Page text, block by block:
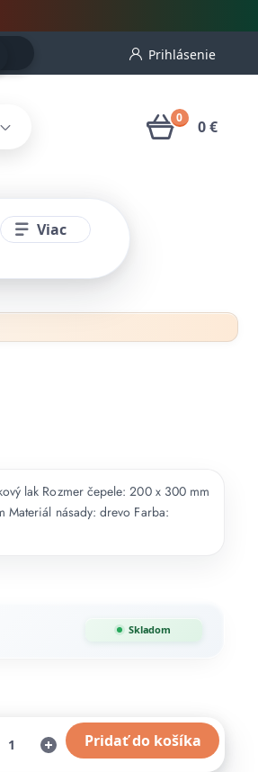
Prihlásenie
0 0 €
Viac
lak Rozmer čepele: 200 x 300 mm
Materiál násady: drevo Farba:
Skladom
Pridať do košíka